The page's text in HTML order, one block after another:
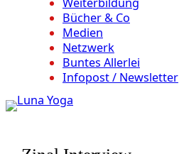
Bücher & Co
Medien
Netzwerk
Buntes Allerlei
Infopost / Newsletter